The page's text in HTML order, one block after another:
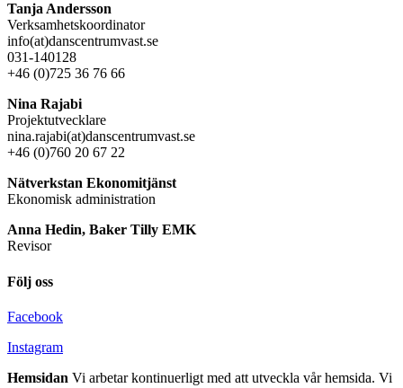
Tanja Andersson
Verksamhetskoordinator
info(at)danscentrumvast.se
031-140128
+46 (0)725 36 76 66
Nina Rajabi
Projektutvecklare
nina.rajabi(at)danscentrumvast.se
+46 (0)760 20 67 22
Nätverkstan Ekonomitjänst
Ekonomisk administration
Anna Hedin, Baker Tilly EMK
Revisor
Följ oss
Facebook
Instagram
Hemsidan Vi arbetar kontinuerligt med att utveckla vår hemsida. Vi